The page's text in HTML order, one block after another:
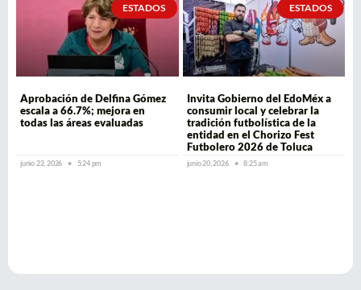
ESTADOS
Aprobación de Delfina Gómez
escala a 66.7%; mejora en
todas las áreas evaluadas
junio 22, 2026 5:24 pm
ESTADOS
Invita Gobierno del EdoMéx a
consumir local y celebrar la
tradición futbolística de la
entidad en el Chorizo Fest
Futbolero 2026 de Toluca
junio 20, 2026 8:25 am